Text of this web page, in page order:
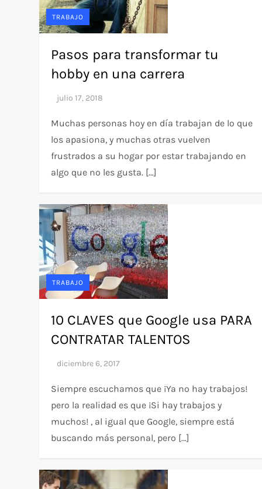
TRABAJO
Pasos para transformar tu
hobby en una carrera
Muchas personas hoy en día trabajan de lo que
los apasiona, y muchas otras vuelven
frustrados a su hogar por estar trabajando en
algo que no les gusta. […]
TRABAJO
10 CLAVES que Google usa PARA
CONTRATAR TALENTOS
Siempre escuchamos que ¡Ya no hay trabajos!
pero la realidad es que ¡Si hay trabajos y
muchos! , al igual que Google, siempre está
buscando más personal, pero […]